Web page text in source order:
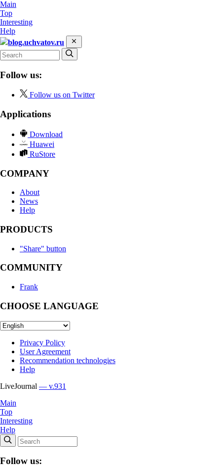
Main
Top
Interesting
Help
blog.uchvatov.ru
Follow us:
Follow us on Twitter
Applications
Download
Huawei
RuStore
COMPANY
About
News
Help
PRODUCTS
"Share" button
COMMUNITY
Frank
CHOOSE LANGUAGE
Privacy Policy
User Agreement
Recommendation technologies
Help
LiveJournal — v.931
Main
Top
Interesting
Help
Follow us: